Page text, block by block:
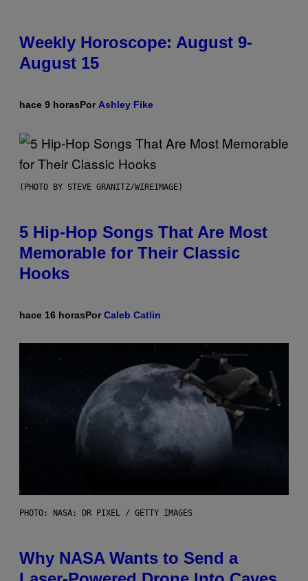
Weekly Horoscope: August 9-
August 15
hace 9 horasPor Ashley Fike
(PHOTO BY STEVE GRANITZ/WIREIMAGE)
5 Hip-Hop Songs That Are Most
Memorable for Their Classic
Hooks
hace 16 horasPorCaleb Catlin
PHOTO: NASA; DR PIXEL / GETTY IMAGES
Why NASA Wants to Send a